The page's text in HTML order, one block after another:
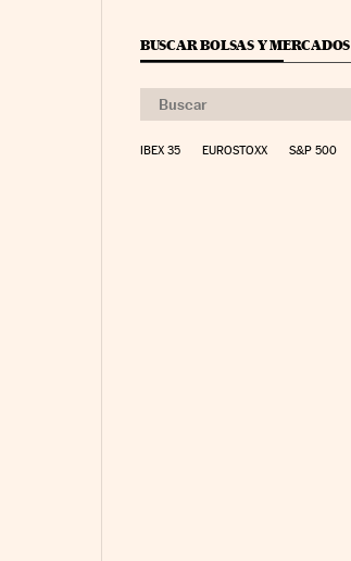
BUSCAR BOLSAS Y MERCADOS
IBEX 35 EUROSTOXX S&P 500